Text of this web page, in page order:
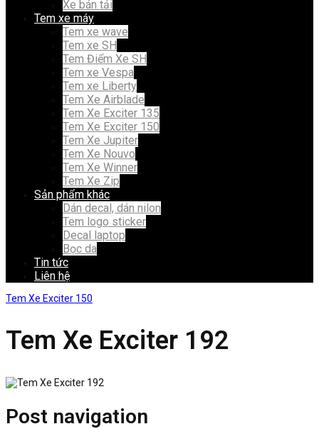
Xe bán tải
Tem xe máy
Tem xe wave
Tem xe SH
Tem Điểm Xe SH
Tem xe Vespa
Tem xe Liberty
Tem Xe Airblade
Tem Xe Exciter 135
Tem Xe Exciter 150
Tem Xe Jupiter
Tem Xe Nouvo
Tem Xe Winner
Tem Xe Zip
Sản phẩm khác
Dán decal, dán nilon
Tem logo sticker
Decal laptop
Bọc da
Tin tức
Liên hệ
Tem Xe Exciter 150
Tem Xe Exciter 192
Post navigation